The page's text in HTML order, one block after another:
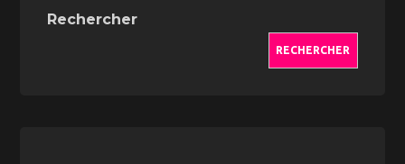
Rechercher
RECHERCHER